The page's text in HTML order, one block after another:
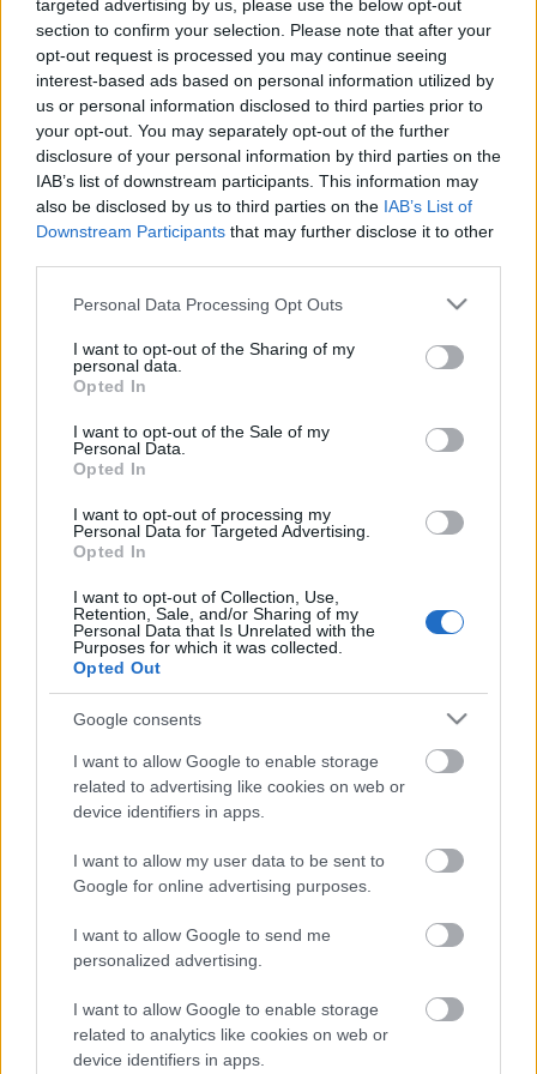
targeted advertising by us, please use the below opt-out
section to confirm your selection. Please note that after your
opt-out request is processed you may continue seeing
interest-based ads based on personal information utilized by
us or personal information disclosed to third parties prior to
your opt-out. You may separately opt-out of the further
disclosure of your personal information by third parties on the
IAB’s list of downstream participants. This information may
also be disclosed by us to third parties on the IAB’s List of
Downstream Participants that may further disclose it to other
Please note that this website/app uses one or more Google
not limited to your visit or usage behaviour. You may click to
grant or deny consent to Google and its third-party tags to
use your data for below specified purposes in below Google
consent section.
Personal Data Processing Opt Outs
I want to opt-out of the Sharing of my
personal data.
Opted In
I want to opt-out of the Sale of my
Personal Data.
Opted In
I want to opt-out of processing my
Personal Data for Targeted Advertising.
Opted In
I want to opt-out of Collection, Use,
Retention, Sale, and/or Sharing of my
Personal Data that Is Unrelated with the
Purposes for which it was collected.
Opted Out
Google consents
I want to allow Google to enable storage
related to advertising like cookies on web or
device identifiers in apps.
I want to allow my user data to be sent to
Google for online advertising purposes.
I want to allow Google to send me
personalized advertising.
I want to allow Google to enable storage
related to analytics like cookies on web or
device identifiers in apps.
BDK•2008. szeptember 19.
Balla D. Károly Pilinszky-projektum - 20. A nagy
hajóra, melyet egy cél kerget, serényen szállj ma fel,
és álruhád a válladon csak könnyen vessed át –
köszöntsd az összes ott potyázó szentet. Ne félj, hogy
köztük egy is felismerhet. Közös a vétek és közös a
vád: a bűnt közülük egy sem szegzi rád…
Balla D. Károly Pilinszky-projektum - 19. Kitárt
megládd, te is egy lehetsz,és bódít majd a hit, mint
könnyű szesz,és szállhatsz majd a földi nyűgöt
megkapod, mit megkíván a test, s ha buzgóságod…
Új vadonba
2008. május 26.
Balla D. Károly Pilinszky-projektum - 18. A csábító, –
te megcsalt, árva testvér! –nem adja fel a győzött
birtokot,akár a végső pontig fogni fog,bár érzi már
az ámítások terhét. Hatalma nincsen már a bűnös
testén,de lám: a titkos belső mondatokkiáltják ki az
aljas indokot,halotti szennyek…
Az ígéret fonákja
2008. május 26.
Balla D. Károly Pilinszky-projektum - 17. A lelkedért,
mit olcsó pénzen vett mega Rossz, ne mondjon senki
gyászimát.Nem hős, ki bűnt a sorsra hárít át,mikor